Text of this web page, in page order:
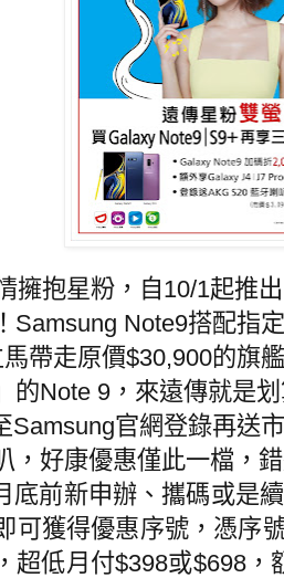
擁抱星粉，自10/1起推出
Samsung Note9搭配指
帶走原價$30,900的旗
的Note 9 ，來遠傳就是
Samsung官網登錄再送
，好康優惠僅此一檔，
底前新申辦、攜碼或是
可獲得優惠序號，憑序
超低月付$398或$698，